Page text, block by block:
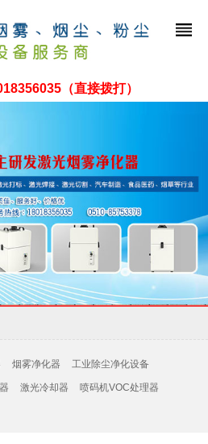
（直接拨打）
烟雾净化器 工业除尘净化设备
激光冷却器 喷码机VOC处理器